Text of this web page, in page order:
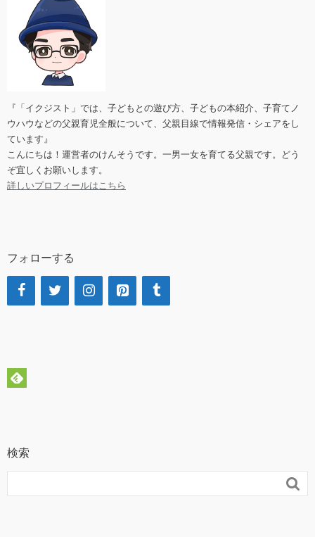
『「イクジスト」では、子どもとの遊び方、子どもの本紹介、子育てノ
ウハウなどの父親育児全般について、父親目線で情報発信・シェアをし
ています』
こんにちは！運営者のけんそうです。一男一女を育てる父親です。どう
ぞ宜しくお願いします。
詳しいプロフィールはこちら
フォローする
検索
